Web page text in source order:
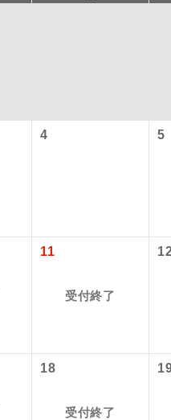
4 5
11
受付終了
18
受付終了
が設定する「個人包括旅行
事項をあらかじめご了承い
ついて
添乗員同行
往路出
現地到
ガイド乗務 バスガイ